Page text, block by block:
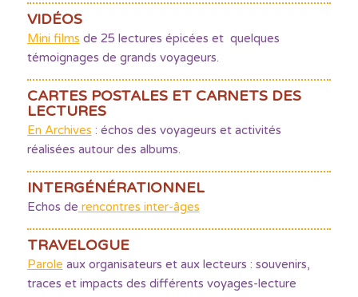
VIDÉOS
Mini films de 25 lectures épicées et quelques
témoignages de grands voyageurs.
CARTES POSTALES ET CARNETS DES
LECTURES
En Archives : échos des voyageurs et activités
réalisées autour des albums.
INTERGÉNÉRATIONNEL
Echos de rencontres inter-âges
TRAVELOGUE
Parole aux organisateurs et aux lecteurs : souvenirs,
traces et impacts des différents voyages-lecture